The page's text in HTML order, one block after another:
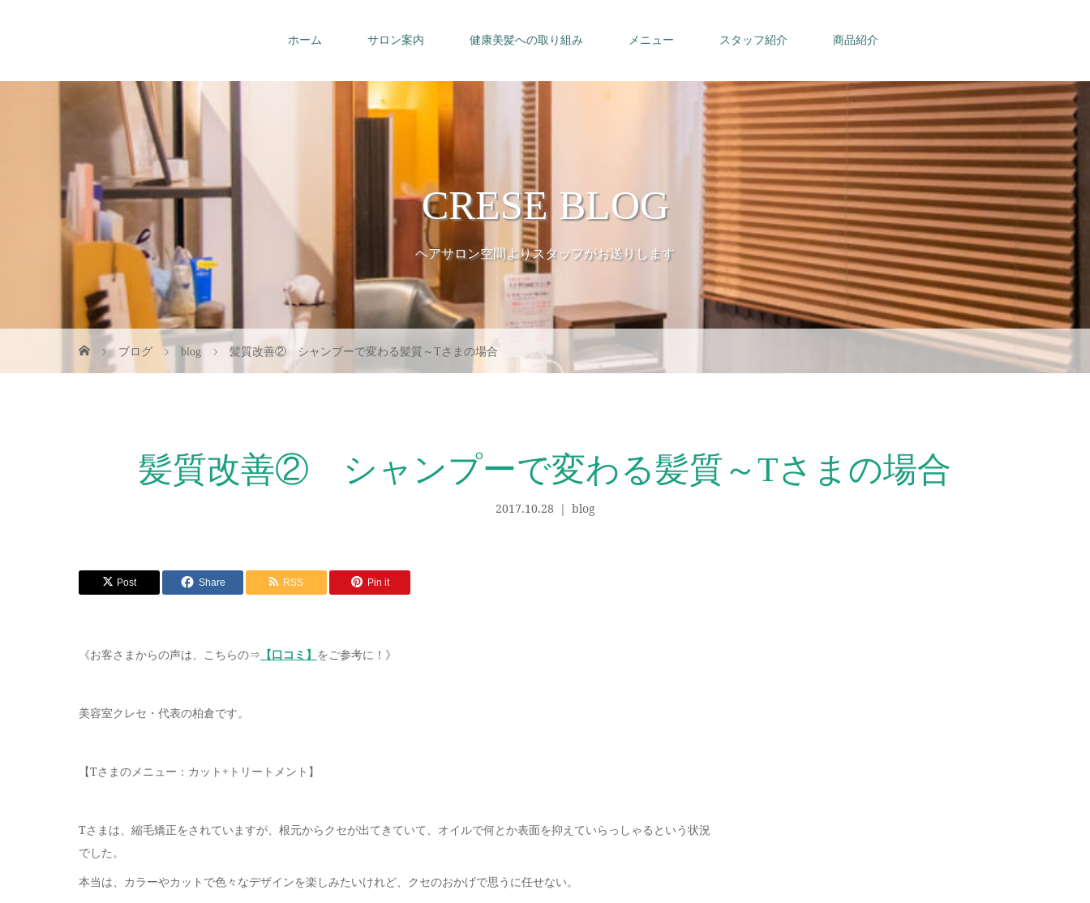
ホーム サロン案内 健康美髪への取り組み メニュー スタッフ紹介 商品紹介
お問い合わせ
CRESE BLOG
ヘアサロン空間よりスタッフがお送りします
ブログ blog 髪質改善② シャンプーで変わる髪質～Tさまの場合
髪質改善② シャンプーで変わる髪質～Tさまの場合
2017.10.28 blog
Post Share RSS Pin it
《お客さまからの声は、こちらの⇒ 【口コミ】 をご参考に！》
美容室クレセ・代表の柏倉です。
【Tさまのメニュー：カット+トリートメント】
Tさまは、縮毛矯正をされていますが、根元からクセが出てきていて、オイルで何とか表面を抑えていらっしゃるという状況
でした。
本当は、カラーやカットで色々なデザインを楽しみたいけれど、クセのおかげで思うに任せない。